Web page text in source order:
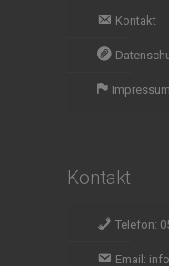
Kontakt
Impressum
Kontakt
Telefon:
Email: